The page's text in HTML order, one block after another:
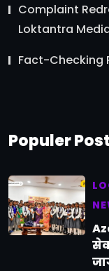
Complaint
Loktantra
Fact-Checking
Populer